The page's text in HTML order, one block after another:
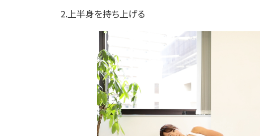
2.上半身を持ち上げる